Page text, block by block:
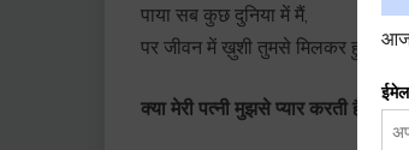
पाया सब कुछ दुनिया में मैं,
पर जीवन में ख़ुशी तुमसे मिलकर हुई.
क्या मेरी पत्नी मुझसे प्यार करती